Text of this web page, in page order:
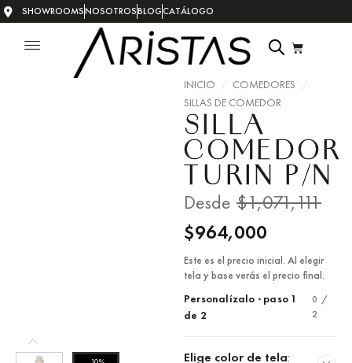
SHOWROOMSNOSOTROSBLOGCATÁLOGO
INICIO / COMEDORES
/
SILLAS DE COMEDOR
SILLA
COMEDOR
TURIN P/N
Desde $1,071,111
$964,000
Este es el precio inicial. Al elegir
tela y base verás el precio final.
Personalízalo · paso 1
de 2
0 /
2
Elige color de tela: